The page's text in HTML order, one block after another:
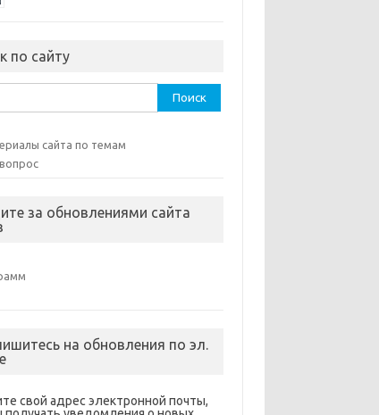
по сайту
сайта по темам
за обновлениями сайта
на обновления по эл.
свой адрес электронной почты,